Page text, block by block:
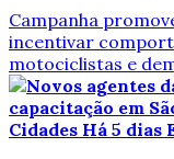
Campanha
incentivar
motociclistas e
Cidades Há 5 dias